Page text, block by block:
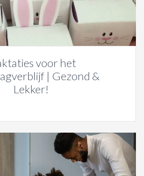
voor het
| Gezond &
Lekker!